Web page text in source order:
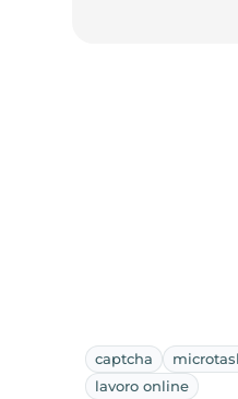
captcha
lavoro online